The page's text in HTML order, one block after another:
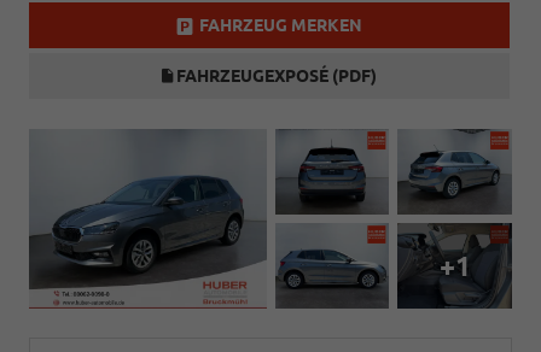
FAHRZEUG MERKEN
FAHRZEUGEXPOSÉ (PDF)
+1